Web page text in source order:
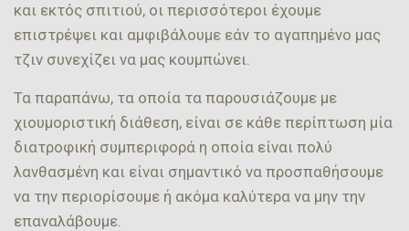
και εκτός σπιτιού, οι περισσότεροι έχουμε
επιστρέψει και αμφιβάλουμε εάν το αγαπημένο μας
τζιν συνεχίζει να μας κουμπώνει.
Τα παραπάνω, τα οποία τα παρουσιάζουμε με
χιουμοριστική διάθεση, είναι σε κάθε περίπτωση μία
διατροφική συμπεριφορά η οποία είναι πολύ
λανθασμένη και είναι σημαντικό να προσπαθήσουμε
να την περιορίσουμε ή ακόμα καλύτερα να μην την
επαναλάβουμε.